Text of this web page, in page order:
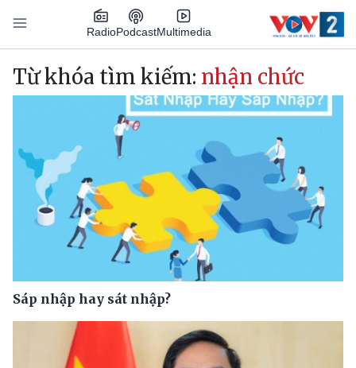
Nhảy đến nội dung
RadioPodcastMultimedia
Main navigation
Từ khóa tìm kiếm: nhận chức
Sáp nhập hay sát nhập?